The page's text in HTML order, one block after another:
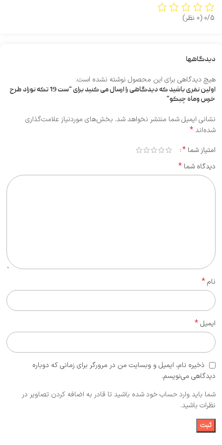
0/5 (0 نظر)
دیدگاهها
هیچ دیدگاهی برای این محصول نوشته نشده است.
اولین نفری باشید که دیدگاهی را ارسال می کنید برای “ست 19 تکه نوزاد طرح
خرس وماه چیکو”
نشانی ایمیل شما منتشر نخواهد شد. بخش‌های موردنیاز علامت‌گذاری
شده‌اند*
امتیاز شما *
دیدگاه شما *
نام*
ایمیل*
ذخیره نام، ایمیل و وبسایت من در مرورگر برای زمانی که دوباره
دیدگاهی می‌نویسم.
شما باید وارد حساب خود شده باشید تا قادر به اضافه کردن تصاویر در
نظرات باشید.